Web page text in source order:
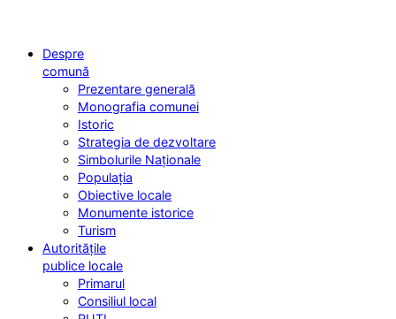
Despre
comună
Prezentare generală
Monografia comunei
Istoric
Strategia de dezvoltare
Simbolurile Naționale
Populația
Obiective locale
Monumente istorice
Turism
Autoritățile
publice locale
Primarul
Consiliul local